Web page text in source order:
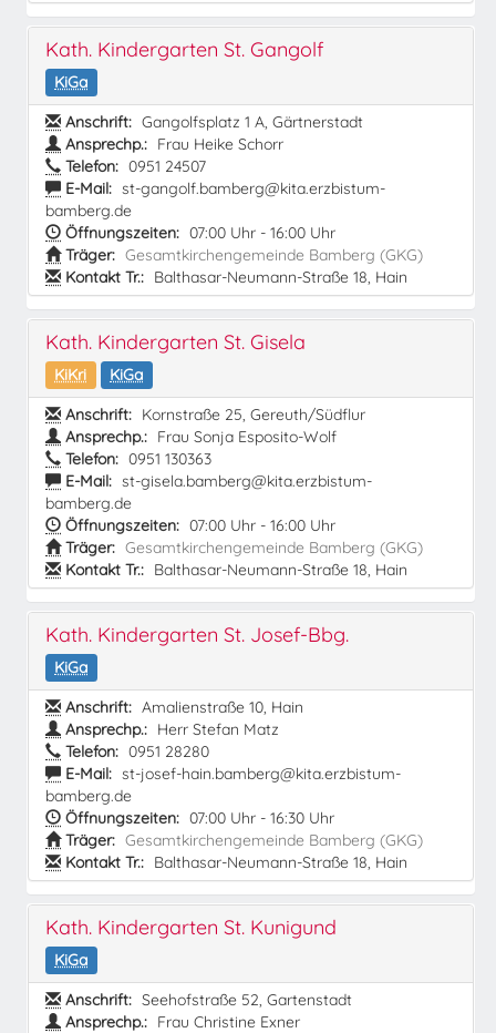
Kath. Kindergarten St. Gangolf
KiGa
Anschrift: Gangolfsplatz 1 A, Gärtnerstadt
Ansprechp.: Frau Heike Schorr
Telefon: 0951 24507
E-Mail: st-gangolf.bamberg@kita.erzbistum-
bamberg.de
Öffnungszeiten: 07:00 Uhr - 16:00 Uhr
Träger: Gesamtkirchengemeinde Bamberg (GKG)
Kontakt Tr.: Balthasar-Neumann-Straße 18, Hain
Kath. Kindergarten St. Gisela
KiKri
KiGa
Anschrift: Kornstraße 25, Gereuth/Südflur
Ansprechp.: Frau Sonja Esposito-Wolf
Telefon: 0951 130363
E-Mail: st-gisela.bamberg@kita.erzbistum-
bamberg.de
Öffnungszeiten: 07:00 Uhr - 16:00 Uhr
Träger: Gesamtkirchengemeinde Bamberg (GKG)
Kontakt Tr.: Balthasar-Neumann-Straße 18, Hain
Kath. Kindergarten St. Josef-Bbg.
KiGa
Anschrift: Amalienstraße 10, Hain
Ansprechp.: Herr Stefan Matz
Telefon: 0951 28280
E-Mail: st-josef-hain.bamberg@kita.erzbistum-
bamberg.de
Öffnungszeiten: 07:00 Uhr - 16:30 Uhr
Träger: Gesamtkirchengemeinde Bamberg (GKG)
Kontakt Tr.: Balthasar-Neumann-Straße 18, Hain
Kath. Kindergarten St. Kunigund
KiGa
Anschrift: Seehofstraße 52, Gartenstadt
Ansprechp.: Frau Christine Exner